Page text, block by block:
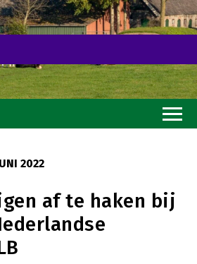
2022
af te haken bij